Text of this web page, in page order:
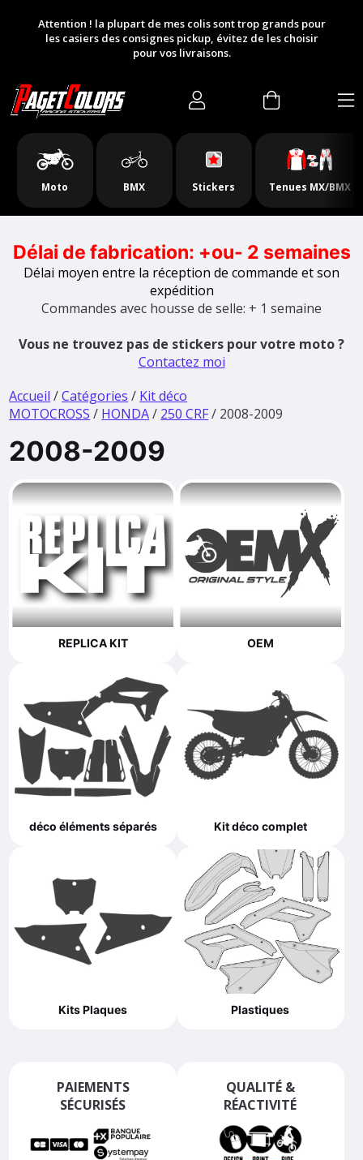
Slideshow Items
Attention ! la plupart de mes colis sont trop grands pour
les casiers des consignes pickup, évitez de les choisir
pour vos livraisons.
Moto BMX Stickers Tenues MX/BMX
Délai de fabrication: +ou- 2 semaines
Délai moyen entre la réception de commande et son
expédition
Commandes avec housse de selle: + 1 semaine
Vous ne trouvez pas de stickers pour votre moto ?
Contactez moi
Accueil /Catégories / Kit déco
MOTOCROSS / HONDA/ 250 CRF/ 2008-2009
2008-2009
REPLICA KIT OEM
déco éléments séparés Kit déco complet
Kits Plaques Plastiques
PAIEMENTS
SÉCURISÉS
QUALITÉ &
RÉACTIVITÉ